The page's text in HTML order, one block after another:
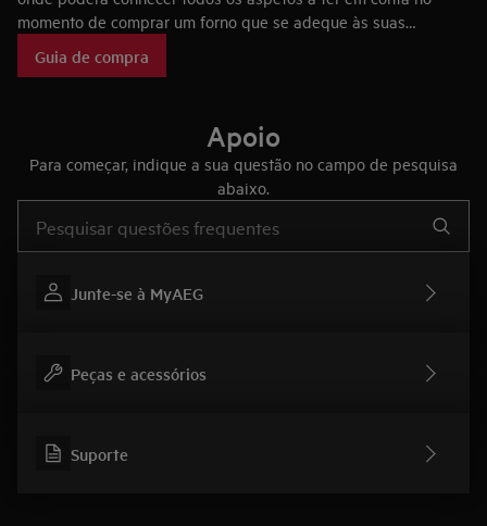
momento de comprar um forno que se adeque às suas
fazem deles eletrodomésticos únicos no mercado.
Guia de compra
Apoio
Para começar, indique a sua questão no campo de pesquisa
abaixo.
Junte-se à MyAEG
Peças e acessórios
Suporte